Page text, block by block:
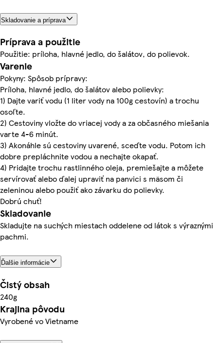
Skladovanie a príprava
Príprava a použitie
Použitie: príloha, hlavné jedlo, do šalátov, do polievok.
Varenie
Pokyny: Spôsob prípravy:
Príloha, hlavné jedlo, do šalátov alebo polievky:
1) Dajte variť vodu (1 liter vody na 100g cestovín) a trochu
osoľte.
2) Cestoviny vložte do vriacej vody a za občasného miešania
varte 4-6 minút.
3) Akonáhle sú cestoviny uvarené, sceďte vodu. Potom ich
dobre prepláchnite vodou a nechajte okapať.
4) Pridajte trochu rastlinného oleja, premiešajte a môžete
servírovať alebo ďalej upraviť na panvici s mäsom či
zeleninou alebo použiť ako závarku do polievky.
Dobrú chuť!
Skladovanie
Skladujte na suchých miestach oddelene od látok s výraznými
pachmi.
Ďalšie informácie
Čistý obsah
240g
Krajina pôvodu
Vyrobené vo Vietname